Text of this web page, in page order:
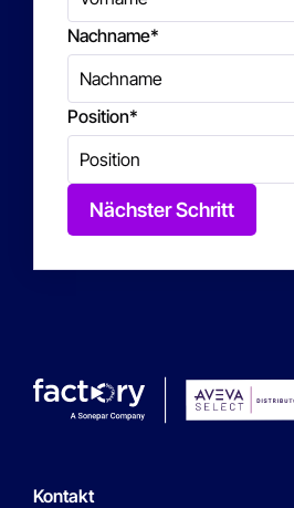
Nachname*
Position*
Nächster Schritt
Kontakt